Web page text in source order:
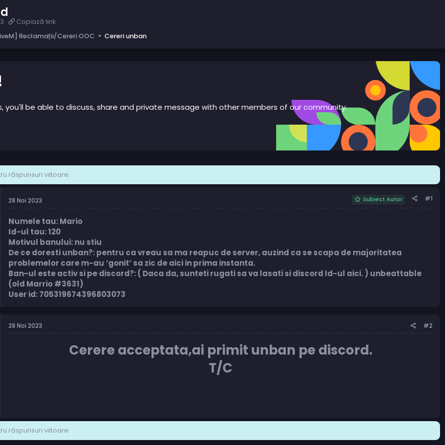
C
o
p
n
k
Copiază link
Reclamații/Cereri OOC Cereri unban
you'll be able to discuss, share and private message with other members of our community.
răspunsuri viitoare.
28 Noi 2023 Subiect Autor #1
Numele tau: Mario
Id-ul tau: 120
Motivul banului: nu stiu
De ce doresti unban?: pentru ca vreau sa ma reapuc de server, auzind ca se scapa de majoritatea
problemelor care m-au ‘gonit’ sa zic de aici in prima instanta.
Ban-ul este activ si pe discord?: ( Daca da, sunteti rugati sa va lasati si discord Id-ul aici. ) unbeattable
(old Marrio #3631)
User id: 705319674396803073
28 Noi 2023 #2
Cerere acceptata,ai primit unban pe discord.
T/C
răspunsuri viitoare.